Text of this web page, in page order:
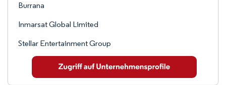
Burrana
Inmarsat Global Limited
Stellar Entertainment Group